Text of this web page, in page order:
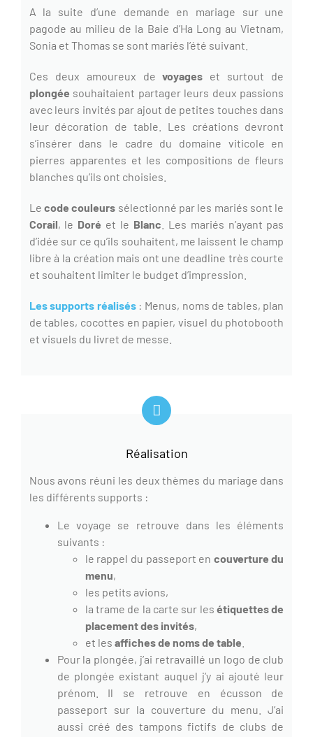
A la suite d’une demande en mariage sur une
pagode au milieu de la Baie d’Ha Long au Vietnam,
Sonia et Thomas se sont mariés l’été suivant.
Ces deux amoureux devoyages et surtout de
plongée souhaitaient partager leurs deux passions
avec leurs invités par ajout de petites touches dans
leur décoration de table. Les créations devront
s’insérer dans le cadre du domaine viticole en
pierres apparentes et les compositions de fleurs
blanches qu’ils ont choisies.
Le code couleurs sélectionné par les mariés sont le
Corail, le Doré et le Blanc . Les mariés n’ayant pas
d’idée sur ce qu’ils souhaitent, me laissent le champ
libre à la création mais ont une deadline très courte
et souhaitent limiter le budget d’impression.
Les supports réalisés: Menus, noms de tables, plan
de tables, cocottes en papier, visuel du photobooth
et visuels du livret de messe.
Réalisation
Nous avons réuni les deux thèmes du mariage dans
les différents supports :
Le voyage se retrouve dans les éléments
suivants :
le rappel du passeport en couverture du
menu,
les petits avions,
la trame de la carte sur lesétiquettes de
placement des invités,
et les affiches de noms de table
Pour la plongée, j’ai retravaillé un logo de club
de plongée existant auquel j’y ai ajouté leur
prénom. Il se retrouve en écusson de
passeport sur la couverture du menu. J’ai
aussi créé des tampons fictifs de clubs de